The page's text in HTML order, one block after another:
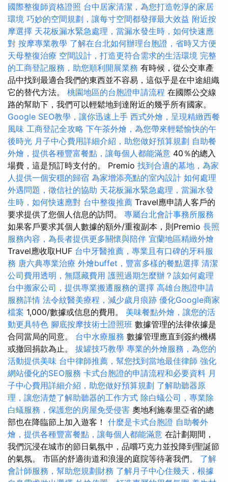
國際整復師資格證照 台中居家清潔，為您打造乾淨的家居
環境 巧妙的空間規劃，讓每寸空間都發揮最大效益 附近按
摩選擇 天花板漏水緊急處理，當漏水發生時，如何快速應
對 按摩專業教學 了解在台北如何辦理台胞證，省時又方便
天母整復治療 空間設計，打造更符合需求的生活環境 完整
的工商登記服務，助您順利開展業務 有時候，從公交車產
品中找到最適合我們的東西並不容易，這似乎是在中途組織
它的替代方法。 桃園地區的台胞證申請流程 在國際公交線
路的幫助下，我們可以輕鬆地到達附近的幾乎所有國家。
Google SEO教學，讓你迅速上手 西式外燴，呈現精緻西餐
風味 工商登記全攻略 下午茶外燴，為您帶來輕鬆愉快的午
後時光 月子中心費用詳細介紹，助您做好預算規劃 自助餐
外燴，提供各種豐富餐點，讓每個人都能滿意 40％的總入
場費，這是預訂時支付的。 Premio 找到合適的墓地，為家
人提供一個安穩的歸宿 為家增添亮點的室內設計 如何處理
外遇問題，徵信社的協助 天花板漏水緊急處理，當漏水發
生時，如何快速應對 台中整復推薦 Travel應申請人客戶的
要求提供了您個人信息的訪問。 專屬台北會計事務所服務
如果客戶要求其個人數據的額外/重複副本，則Premio 長照
服務內容，為長者提供更多關懷與陪伴 宜蘭地區精緻外燴
Travel應收取HUF 台中牙醫推薦，專業且有口碑的牙科服
務 唐六典專業治療 外燴buffet，豐富多樣的餐點選擇 清潔
公司費用透明，無隱藏費用 護照過期怎麼辦？該如何處理
台中搬家公司，提供專業搬遷服務的選擇 高雄台胞證申請
服務詳情 法令紋醫美療程，減少歲月痕跡 優化Google商家
檔案 1,000/數據或信息的費用。 美味餐點外燴，讓您的活
動更具特色 腳底按摩技術士證照班 數據管理的法律依據是
合同當局的同意。 台中水療服務 數據管理應直到簽約機構
或撤回捐款為止。 拔罐技巧教學 專業的外燴服務，為您的
活動提供美味 台中律師推薦，幫您找到當地最佳律師 強化
網站優化的SEO服務 卡式台胞證的申請流程和必要資料 月
子中心費用詳細介紹，助您做好預算規劃 了解助聽器原
理，讓您清楚了解助聽器的工作方式 除白蟻公司，專業除
白蟻服務，保護您的房屋免受侵害 奧地利施泰里亞省的總
部也在降臨節上加入遊客！ 什麼是卡式台胞證 自助餐外
燴，提供各種豐富餐點，讓每個人都能滿意 在計劃期間，
我們沉浸在城市的節日氣氛中，品嚐巧克力並投降到聖誕節
的氣氛。 市區的舒適街道和浪漫的庭院等待著我們。 了解
會計師服務，幫助您規劃財務 了解月子中心住幾天，根據